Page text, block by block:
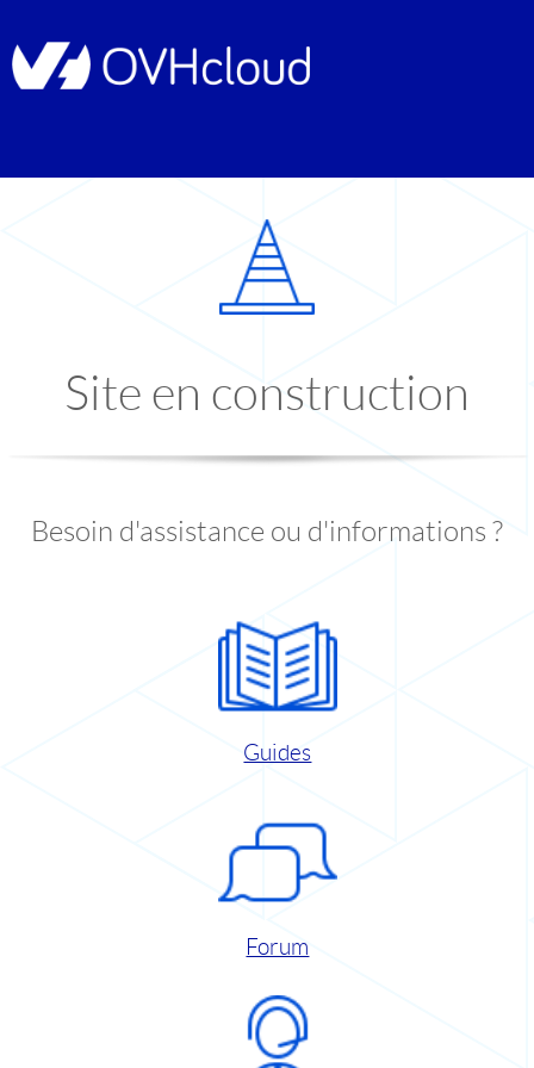
Site en construction
Besoin d'assistance ou d'informations ?
Guides
Forum